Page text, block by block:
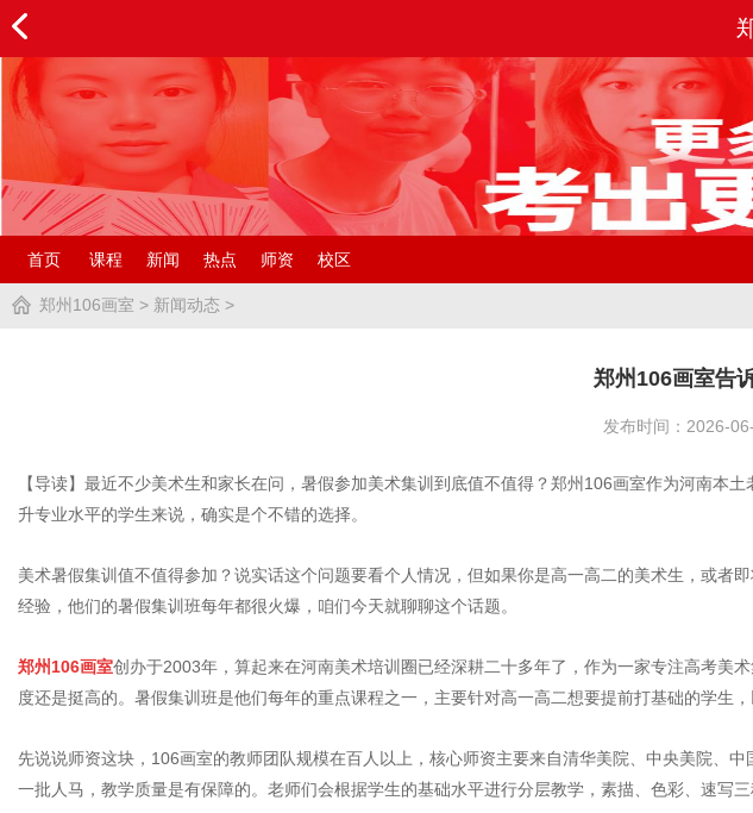
首页 课程 新闻 热点 师资 校区
郑州106画室 > 新闻动态 >
郑州106画室告
发布时间：2026-
【导读】最近不少美术生和家长在问，暑假参加美术集训到底值不值得？郑州106画室作为河南
升专业水平的学生来说，确实是个不错的选择。
美术暑假集训值不值得参加？说实话这个问题要看个人情况，但如果你是高一高二的美术生，或
经验，他们的暑假集训班每年都很火爆，咱们今天就聊聊这个话题。
郑州106画室创办于2003年，算起来在河南美术培训圈已经深耕二十多年了，作为一家专注高考美
度还是挺高的。暑假集训班是他们每年的重点课程之一，主要针对高一高二想要提前打基础的学生，
先说说师资这块，106画室的教师团队规模在百人以上，核心师资主要来自清华美院、中央美院、
一批人马，教学质量是有保障的。老师们会根据学生的基础水平进行分层教学，素描、色彩、速写